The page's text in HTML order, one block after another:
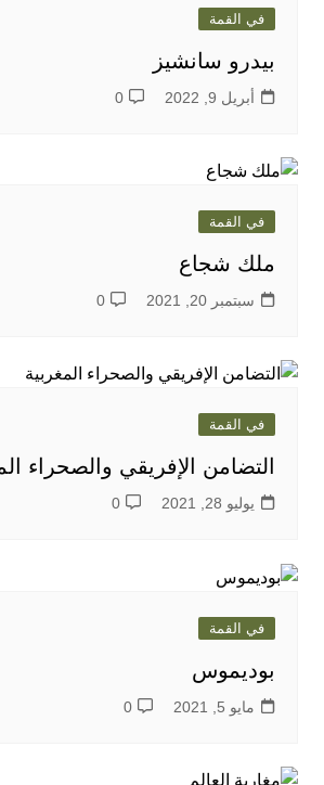
في القمة
بيدرو سانشيز
أبريل 9, 2022 0
في القمة
ملك شجاع
سبتمبر 20, 2021 0
في القمة
التضامن الإفريقي والصحراء
يوليو 28, 2021 0
في القمة
بوديموس
مايو 5, 2021 0